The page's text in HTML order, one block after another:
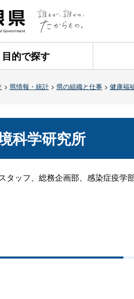
目的で探す
> 県情報・統計 > 県の組織と仕事 > 健康福
科学研究所
タッフ、総務企画部、感染症疫学